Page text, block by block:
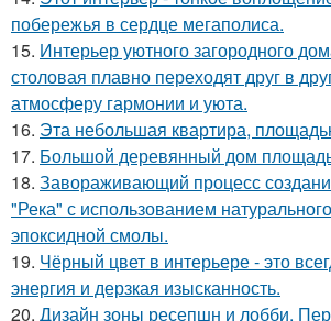
побережья в сердце мегаполиса.
15. Интерьер уютного загородного
столовая плавно переходят друг в
атмосферу гармонии и уюта.
16. Эта небольшая квартира,
17. Большой деревянный дом
18. Завораживающий процесс
"Река" с использованием
эпоксидной смолы.
19. Чёрный цвет в интерьере - это
энергия и дерзкая изысканность.
20. Дизайн зоны ресепшн и лобби.